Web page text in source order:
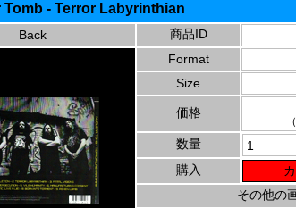
Tomb - Terror Labyrinthian
Back 商品ID
Format
Size
価格
数量
購入
その他の